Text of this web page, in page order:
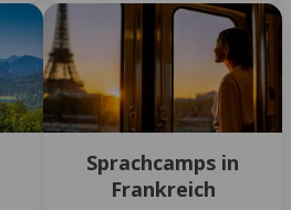
Sprachcamps in
Frankreich